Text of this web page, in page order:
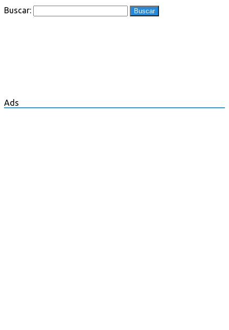
Buscar:
Ads